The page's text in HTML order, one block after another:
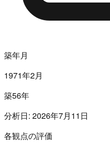
築年月
1971年2月
築56年
分析日: 2026年7月11日
各観点の評価